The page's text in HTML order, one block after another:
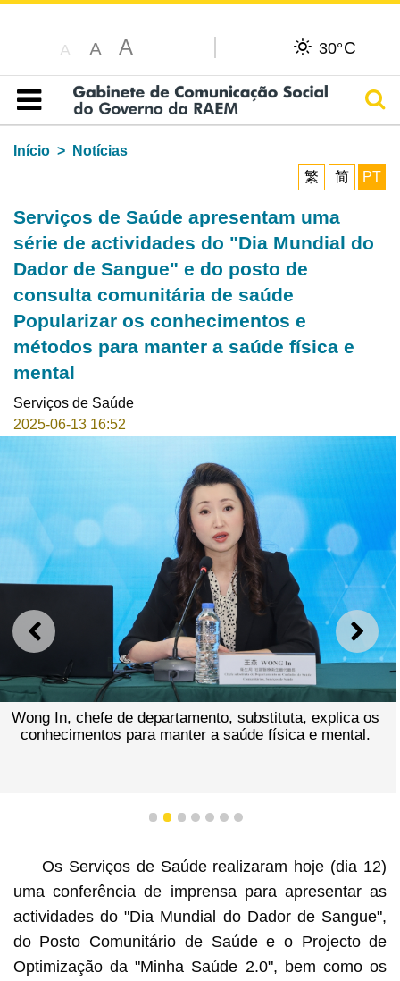
A A A 30°C
Índice
Início
Notícias
繁
简 PT
Serviços de Saúde apresentam uma
série de actividades do "Dia Mundial do
Dador de Sangue" e do posto de
consulta comunitária de saúde
Popularizar os conhecimentos e
métodos para manter a saúde física e
mental
Serviços de Saúde
2025-06-13 16:52
ANTERIOR
Wong In, chefe de departamento, substituta, explica os
conhecimentos para manter a saúde física e mental.
1 2 3 4 5 6 7
Os Serviços de Saúde realizaram hoje (dia 12)
uma conferência de imprensa para apresentar as
actividades do "Dia Mundial do Dador de Sangue",
do Posto Comunitário de Saúde e o Projecto de
Optimização da "Minha Saúde 2.0", bem como os